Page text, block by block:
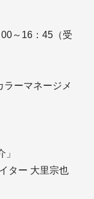
～16：45（受
ラーマネージメ
ター 大里宗也